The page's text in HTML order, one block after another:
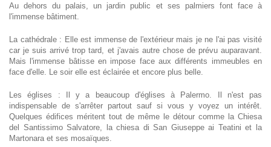
Au dehors du palais, un jardin public et ses palmiers font face à
l'immense bâtiment.
La cathédrale : Elle est immense de l'extérieur mais je ne l'ai pas visité
car je suis arrivé trop tard, et j'avais autre chose de prévu auparavant.
Mais l'immense bâtisse en impose face aux différents immeubles en
face d'elle. Le soir elle est éclairée et encore plus belle.
Les églises : Il y a beaucoup d'églises à Palermo. Il n'est pas
indispensable de s'arrêter partout sauf si vous y voyez un intérêt.
Quelques édifices méritent tout de même le détour comme la Chiesa
del Santissimo Salvatore, la chiesa di San Giuseppe ai Teatini et la
Martonara et ses mosaïques.